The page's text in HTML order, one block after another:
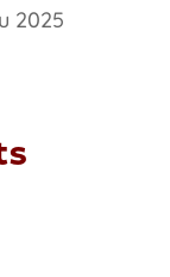
2025